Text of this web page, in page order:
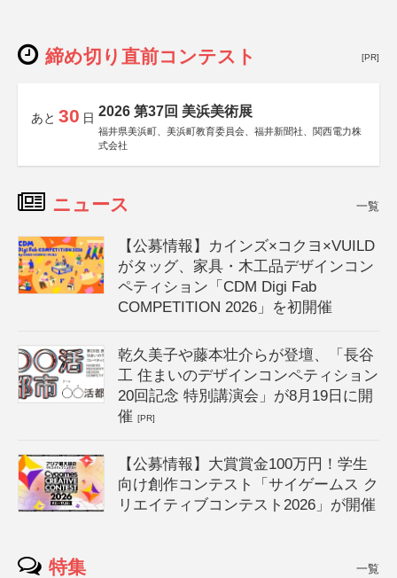
締め切り直前コンテスト [PR]
あと 30 日 2026 第37回 美浜美術展
福井県美浜町、美浜町教育委員会、福井新聞社、関西電力株
式会社
ニュース 一覧
【公募情報】カインズ×コクヨ×VUILD
がタッグ、家具・木工品デザインコン
ペティション「CDM Digi Fab
COMPETITION 2026」を初開催
乾久美子や藤本壮介らが登壇、「長谷
工 住まいのデザインコンペティション
20回記念 特別講演会」が8月19日に開
催[PR]
【公募情報】大賞賞金100万円！学生
向け創作コンテスト「サイゲームス ク
リエイティブコンテスト2026」が開催
特集 一覧